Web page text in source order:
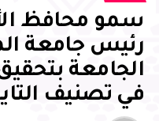
سمو محافظ
رئيس جامعة
في تصنيف